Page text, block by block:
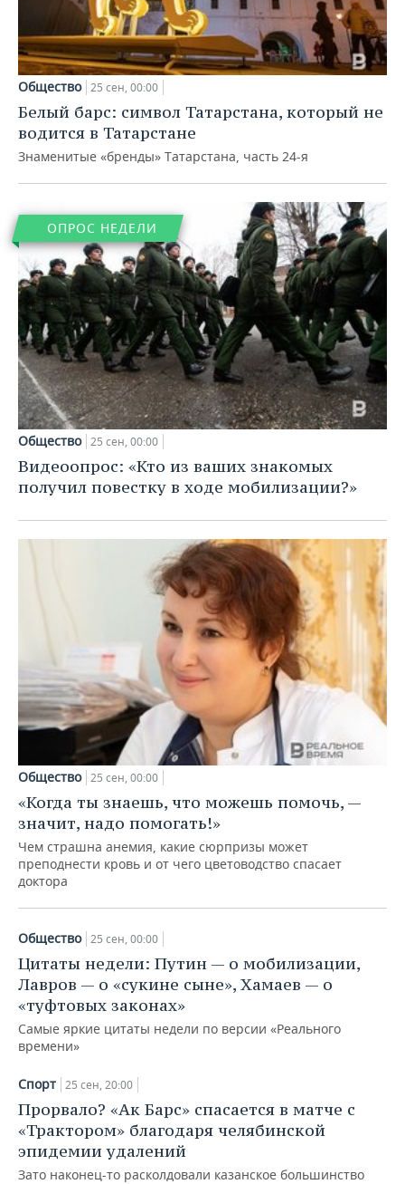
ХОККЕЙ С МЯЧОМ
ПРОИСШЕСТВИЯ
Общество 25 сен, 00:00
Белый барс: символ Татарстана, который не
водится в Татарстане
Знаменитые «бренды» Татарстана, часть 24-я
ОПРОС НЕДЕЛИ
Общество 25 сен, 00:00
Видеоопрос: «Кто из ваших знакомых
получил повестку в ходе мобилизации?»
Общество 25 сен, 00:00
«Когда ты знаешь, что можешь помочь, —
значит, надо помогать!»
Чем страшна анемия, какие сюрпризы может
преподнести кровь и от чего цветоводство спасает
доктора
Общество 25 сен, 00:00
Цитаты недели: Путин — о мобилизации,
Лавров — о «сукине сыне», Хамаев — о
«туфтовых законах»
Самые яркие цитаты недели по версии «Реального
времени»
Спорт 25 сен, 20:00
Прорвало? «Ак Барс» спасается в матче с
«Трактором» благодаря челябинской
эпидемии удалений
Зато наконец-то расколдовали казанское большинство